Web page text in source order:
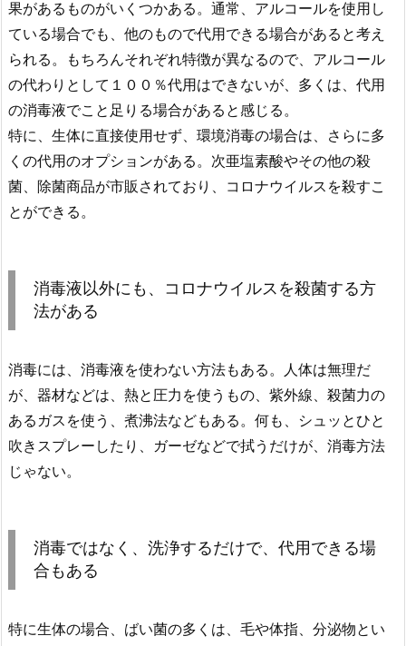
果があるものがいくつかある。通常、アルコールを使用し
ている場合でも、他のもので代用できる場合があると考え
られる。もちろんそれぞれ特徴が異なるので、アルコール
の代わりとして１００％代用はできないが、多くは、代用
の消毒液でこと足りる場合があると感じる。
特に、生体に直接使用せず、環境消毒の場合は、さらに多
くの代用のオプションがある。次亜塩素酸やその他の殺
菌、除菌商品が市販されており、コロナウイルスを殺すこ
とができる。
消毒液以外にも、コロナウイルスを殺菌する方
法がある
消毒には、消毒液を使わない方法もある。人体は無理だ
が、器材などは、熱と圧力を使うもの、紫外線、殺菌力の
あるガスを使う、煮沸法などもある。何も、シュッとひと
吹きスプレーしたり、ガーゼなどで拭うだけが、消毒方法
じゃない。
消毒ではなく、洗浄するだけで、代用できる場
合もある
特に生体の場合、ばい菌の多くは、毛や体指、分泌物とい